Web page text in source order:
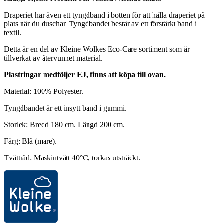
Draperiet har även ett tyngdband i botten för att hålla draperiet på
plats när du duschar. Tyngdbandet består av ett förstärkt band i
textil.
Detta är en del av Kleine Wolkes Eco-Care sortiment som är
tillverkat av återvunnet material.
Plastringar medföljer EJ, finns att köpa till ovan.
Material: 100% Polyester.
Tyngdbandet är ett insytt band i gummi.
Storlek: Bredd 180 cm. Längd 200 cm.
Färg: Blå (mare).
Tvättråd: Maskintvätt 40°C, torkas utsträckt.